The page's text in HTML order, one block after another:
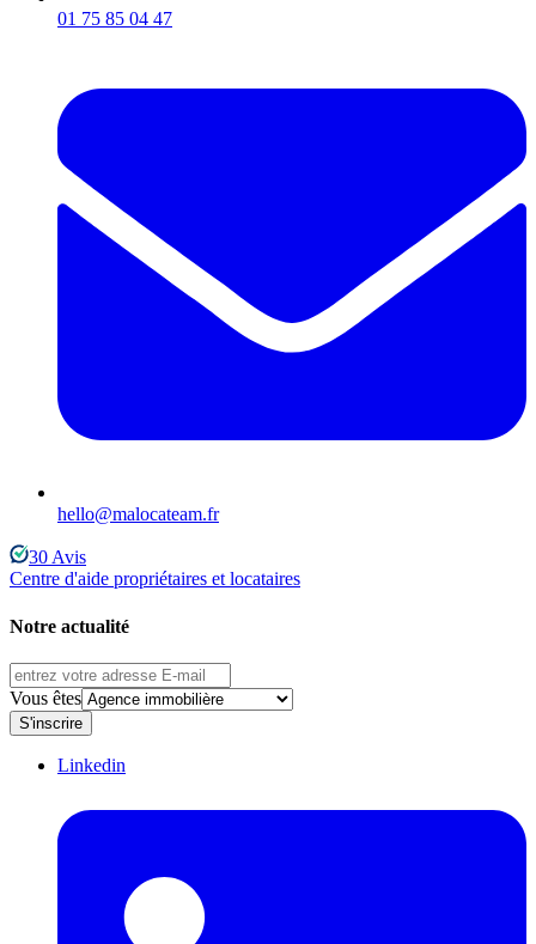
01 75 85 04 47
hello@malocateam.fr
30Avis
Centre d'aide propriétaires et locataires
Notre actualité
Vous êtes
S'inscrire
Linkedin